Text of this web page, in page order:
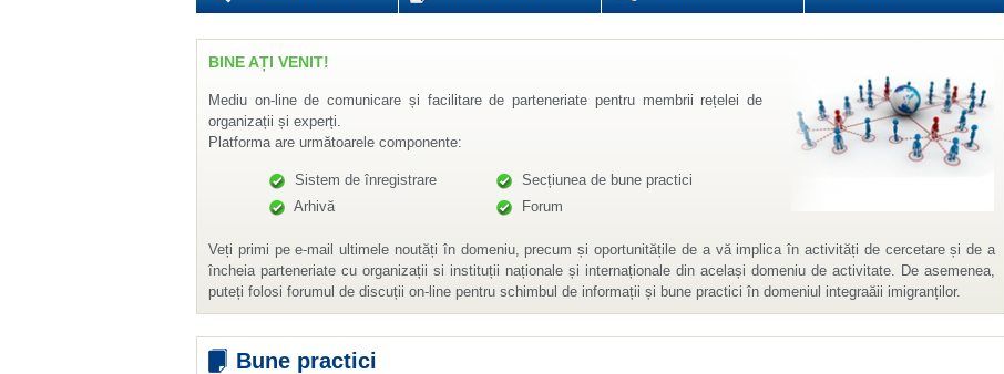
BINE AȚI VENIT!
organizații și experți.
Platforma are următoarele componente:
Sistem de înregistrare
Secțiunea de bune practici
Arhivă
Forum
puteți folosi forumul de discuții on-line pentru schimbul de informații și bune practici în domeniul integraăii imigranților.
Bune practici